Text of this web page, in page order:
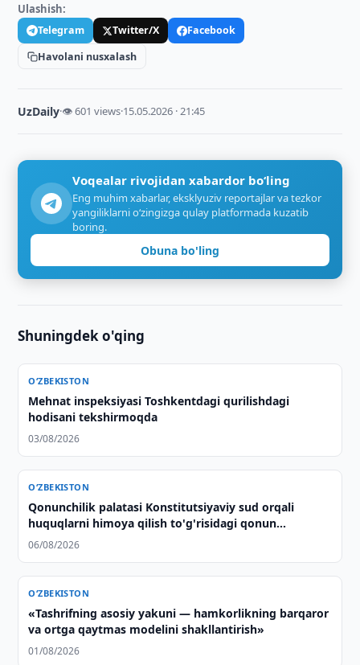
Ulashish:
Telegram Twitter/X
Facebook
Havolani nusxalash
UzDaily·👁 601 views·15.05.2026 · 21:45
Voqealar rivojidan xabardor bo‘ling
Eng muhim xabarlar, eksklyuziv reportajlar va tezkor
yangiliklarni o‘zingizga qulay platformada kuzatib
boring.
Obuna bo'ling
Shuningdek o'qing
O‘ZBEKISTON
Mehnat inspeksiyasi Toshkentdagi qurilishdagi
hodisani tekshirmoqda
03/08/2026
O‘ZBEKISTON
Qonunchilik palatasi Konstitutsiyaviy sud orqali
huquqlarni himoya qilish to'g'risidagi qonun
loyihasini ma'qulladi
06/08/2026
O‘ZBEKISTON
«Tashrifning asosiy yakuni — hamkorlikning barqaror
va ortga qaytmas modelini shakllantirish»
01/08/2026